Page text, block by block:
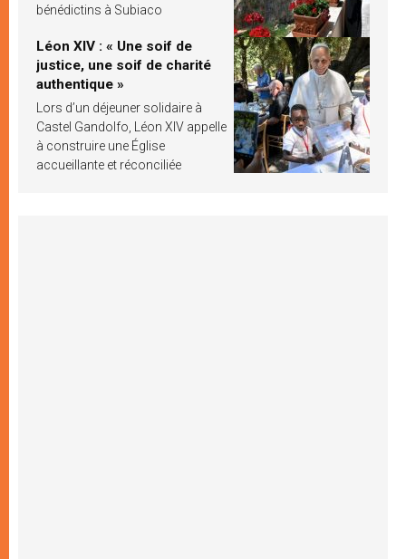
bénédictins à Subiaco
Léon XIV : « Une soif de
justice, une soif de charité
authentique »
Lors d’un déjeuner solidaire à
Castel Gandolfo, Léon XIV appelle
à construire une Église
accueillante et réconciliée